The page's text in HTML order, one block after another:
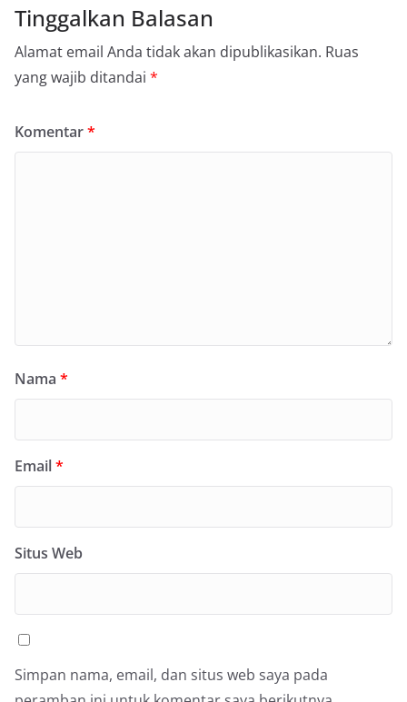
Tinggalkan Balasan
Alamat email Anda tidak akan dipublikasikan. Ruas
yang wajib ditandai *
Komentar*
Nama *
Email*
Situs Web
Simpan nama, email, dan situs web saya pada